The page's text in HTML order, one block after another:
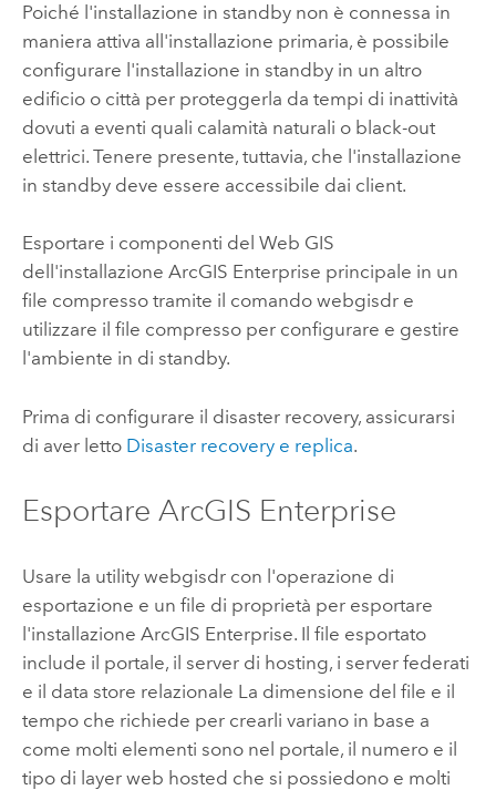
Poiché l'installazione in standby non è connessa in
maniera attiva all'installazione primaria, è possibile
configurare l'installazione in standby in un altro
edificio o città per proteggerla da tempi di inattività
dovuti a eventi quali calamità naturali o black-out
elettrici. Tenere presente, tuttavia, che l'installazione
in standby deve essere accessibile dai client.
Esportare i componenti del Web GIS
dell'installazione ArcGIS Enterprise principale in un
file compresso tramite il comando webgisdr e
utilizzare il file compresso per configurare e gestire
l'ambiente in di standby.
Prima di configurare il disaster recovery, assicurarsi
di aver letto Disaster recovery e replica.
Esportare ArcGIS Enterprise
Usare la utility webgisdr con l'operazione di
esportazione e un file di proprietà per esportare
l'installazione ArcGIS Enterprise. Il file esportato
include il portale, il server di hosting, i server federati
e il data store relazionale La dimensione del file e il
tempo che richiede per crearli variano in base a
come molti elementi sono nel portale, il numero e il
tipo di layer web hosted che si possiedono e molti